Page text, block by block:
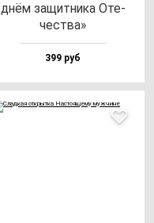
днём за­щит­ни­ка Оте­
чес­тва»
399 руб